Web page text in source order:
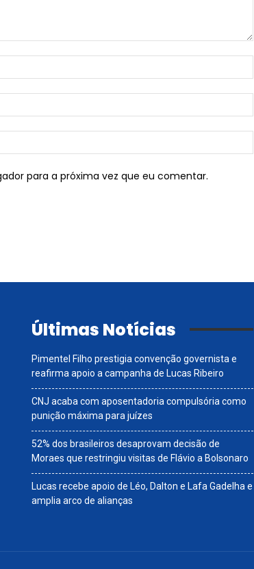
para a próxima vez que eu comentar.
Últimas Notícias
Pimentel Filho prestigia convenção governista e
reafirma apoio a campanha de Lucas Ribeiro
CNJ acaba com aposentadoria compulsória como
punição máxima para juízes
52% dos brasileiros desaprovam decisão de
Moraes que restringiu visitas de Flávio a Bolsonaro
Lucas recebe apoio de Léo, Dalton e Lafa Gadelha e
amplia arco de alianças